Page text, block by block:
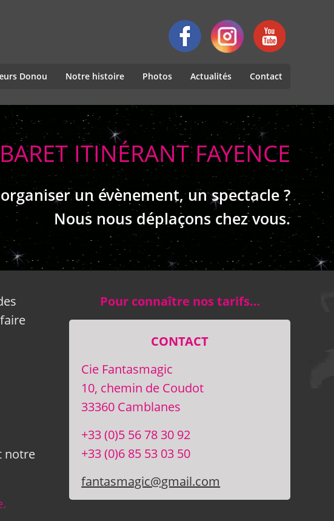
Donou Notre histoire Photos Actualités Contact
ITINÉRANT FAYENCE
un évènement, un spectacle ?
Nous nous déplaçons chez vous.
notre
Pour connaître nos tarifs…
CONTACT
Cie Fantasmagic
10, chemin de Coudot
33360 Camblanes
+33 (0)5 56 78 30 92
+33 (0)6 85 53 03 50
fantasmagic@gmail.com